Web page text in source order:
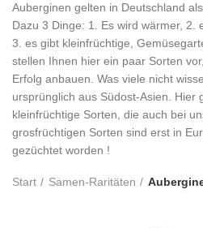
Auberginen gelten in Deutschland
Dazu 3 Dinge: 1. Es wird wärmer, 2.
3. es gibt kleinfrüchtige,
stellen Ihnen hier ein paar Sorten
Erfolg anbauen. Was viele nicht
ursprünglich aus Südost-Asien. Hier
kleinfrüchtige Sorten, die auch bei
grosfrüchtigen Sorten sind erst in
gezüchtet worden !
Start Samen-Raritäten